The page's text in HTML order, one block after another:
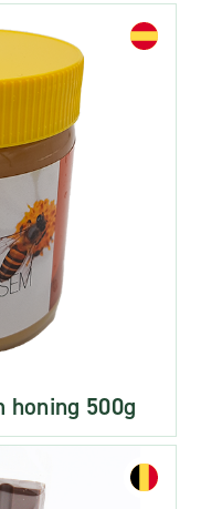
honing 500g